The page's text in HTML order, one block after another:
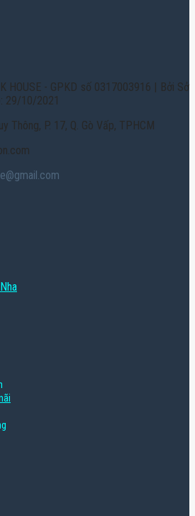
HOUSE - GPKD số 0317003916 | Bởi Sở
29/10/2021
Thông, P. 17, Q. Gò Vấp, TPHCM